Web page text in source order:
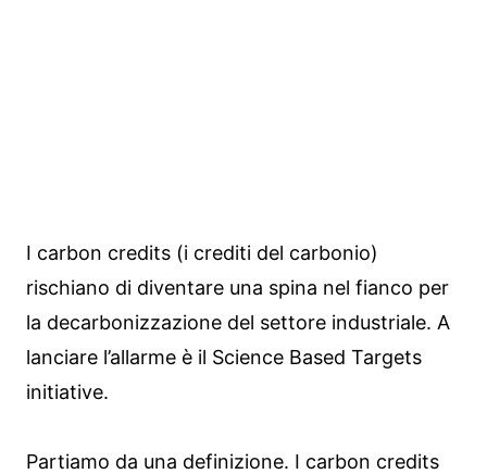
I carbon credits (i crediti del carbonio)
rischiano di diventare una spina nel fianco per
la decarbonizzazione del settore industriale. A
lanciare l’allarme è il Science Based Targets
initiative.
Partiamo da una definizione. I carbon credits